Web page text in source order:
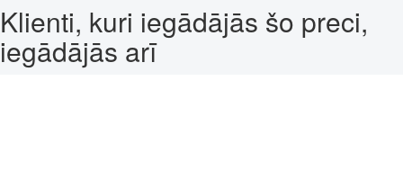
Klienti, kuri iegādājās šo preci,
iegādājās arī